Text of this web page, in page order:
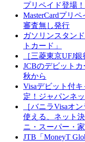
プリペイド登場！
MasterCardプリ
審査無し発行
ガソリンスタン
トカード」
［三菱東京UFJ
JCBのデビット
秋から
Visaデビット付
定！ジャパンネ
［バニラVisaオ
使える、ネット
ニ・スーパー・
JTB「MoneyT